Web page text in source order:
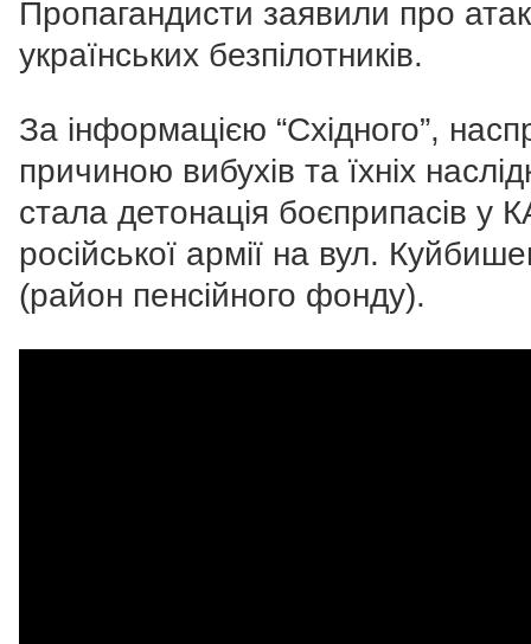
Пропагандисти заявили про
українських безпілотників.
За інформацією “Східного”,
причиною вибухів та їхніх
стала детонація боєприпасів у
російської армії на вул.
(район пенсійного фонду).